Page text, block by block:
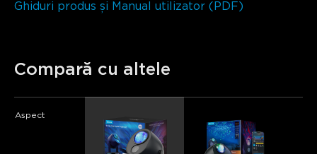
Ghiduri produs și Manual utilizator (PDF)
Compară cu altele
Aspect